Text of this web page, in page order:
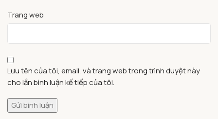
Trang web
Lưu tên của tôi, email, và trang web trong trình duyệt này
cho lần bình luận kế tiếp của tôi.